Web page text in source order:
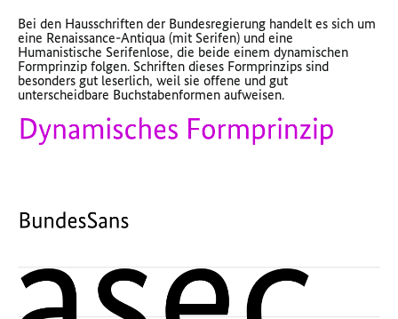
Bei den Hausschriften der Bundesregierung handelt es sich um
eine Renaissance-Antiqua (mit Serifen) und eine
Humanistische Serifenlose, die beide einem dynamischen
Formprinzip folgen. Schriften dieses Formprinzips sind
besonders gut leserlich, weil sie offene und gut
unterscheidbare Buchstabenformen aufweisen.